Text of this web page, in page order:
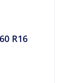
R16